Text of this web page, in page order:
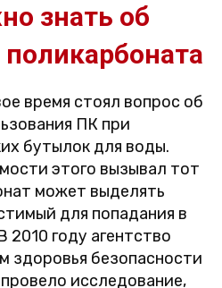
знать об
время стоял вопрос об
ПК при
бутылок для воды.
этого вызывал тот
может выделять
для попадания в
2010 году агентство
здоровья безопасности
исследование,